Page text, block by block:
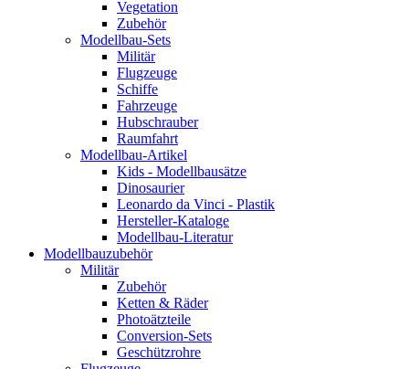
Vegetation
Zubehör
Modellbau-Sets
Militär
Flugzeuge
Schiffe
Fahrzeuge
Hubschrauber
Raumfahrt
Modellbau-Artikel
Kids - Modellbausätze
Dinosaurier
Leonardo da Vinci - Plastik
Hersteller-Kataloge
Modellbau-Literatur
Modellbauzubehör
Militär
Zubehör
Ketten & Räder
Photoätzteile
Conversion-Sets
Geschützrohre